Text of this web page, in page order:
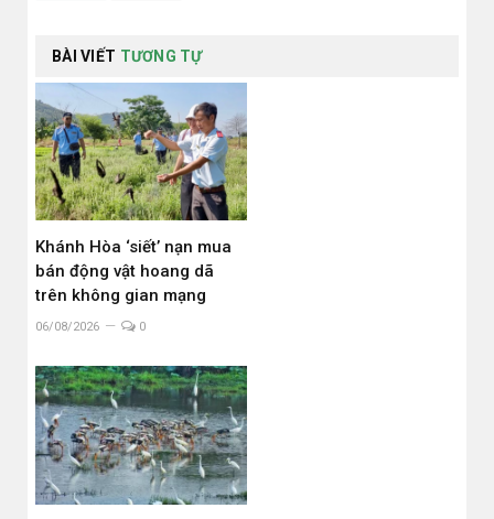
BÀI VIẾT TƯƠNG TỰ
Khánh Hòa ‘siết’ nạn mua
bán động vật hoang dã
trên không gian mạng
06/08/2026 0